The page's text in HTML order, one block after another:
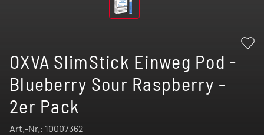
OXVA SlimStick Einweg Pod -
Blueberry Sour Raspberry -
2er Pack
Art.-Nr.: 10007362